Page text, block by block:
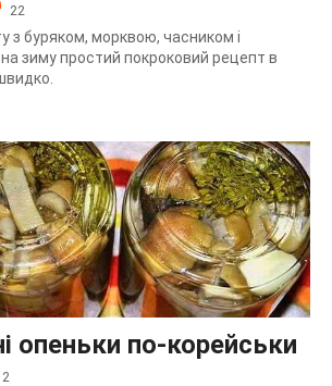
22
з буряком, морквою, часником і
зиму простий покроковий рецепт в
опеньки по-корейськи
2